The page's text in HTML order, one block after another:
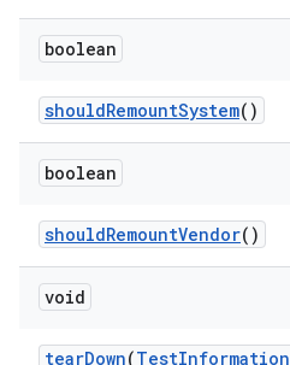
boolean
shouldRemountSystem()
boolean
shouldRemountVendor()
void
tearDown(TestInformation